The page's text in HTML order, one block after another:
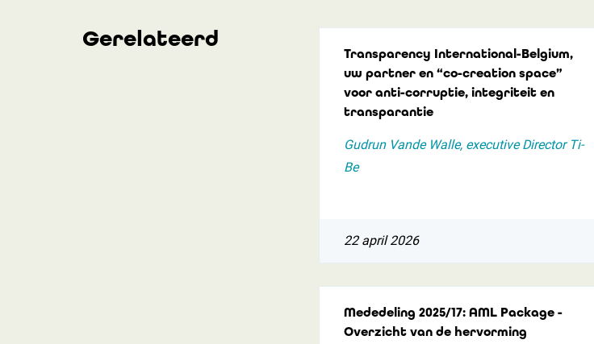
Gerelateerd
Transparency International-Belgium,
uw partner en “co-creation space”
voor anti-corruptie, integriteit en
transparantie
Gudrun Vande Walle, executive Director Ti-
Be
22 april 2026
Mededeling 2025/17: AML Package -
Overzicht van de hervorming